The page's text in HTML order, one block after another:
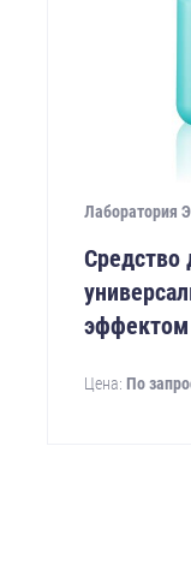
Лаборатория
Цена: По